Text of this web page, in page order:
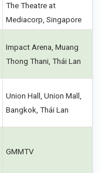
The Theatre at
Mediacorp, Singapore
Impact Arena, Muang
Thong Thani, Thái Lan
Union Hall, Union Mall,
Bangkok, Thái Lan
GMMTV